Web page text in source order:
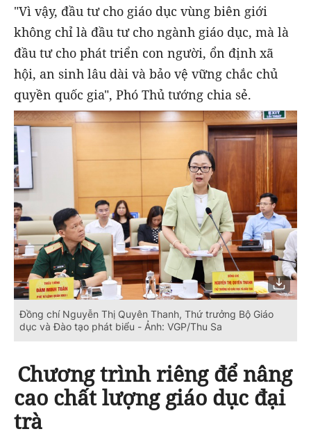
"Vì vậy, đầu tư cho giáo dục vùng biên giới
không chỉ là đầu tư cho ngành giáo dục, mà là
đầu tư cho phát triển con người, ổn định xã
hội, an sinh lâu dài và bảo vệ vững chắc chủ
quyền quốc gia", Phó Thủ tướng chia sẻ.
Đồng chí Nguyễn Thị Quyên Thanh, Thứ trưởng Bộ Giáo
dục và Đào tạo phát biểu - Ảnh: VGP/Thu Sa
Chương trình riêng để nâng
cao chất lượng giáo dục đại
trà